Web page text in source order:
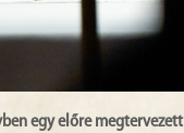
egy előre megtervezett